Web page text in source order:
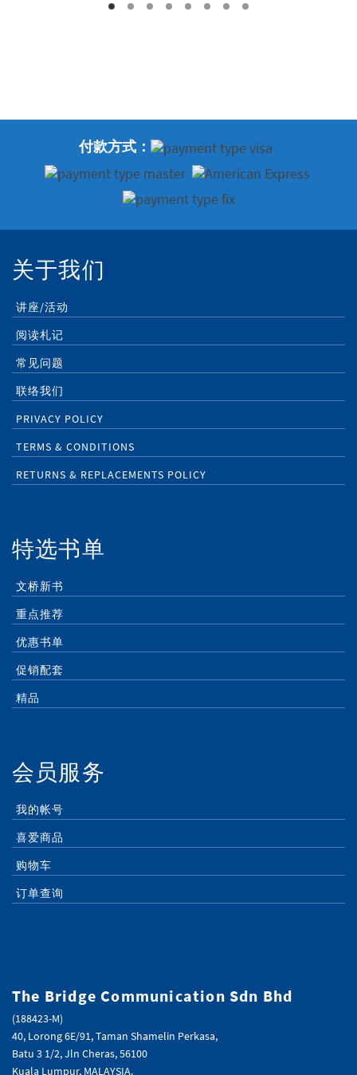
付款方式：
关于我们
讲座/活动
阅读札记
常见问题
联络我们
PRIVACY POLICY
TERMS & CONDITIONS
RETURNS & REPLACEMENTS POLICY
特选书单
文桥新书
重点推荐
优惠书单
促销配套
精品
会员服务
我的帐号
喜爱商品
购物车
订单查询
The Bridge Communication Sdn Bhd
(188423-M)
40, Lorong 6E/91, Taman Shamelin Perkasa,
Batu 3 1/2, Jln Cheras, 56100
Kuala Lumpur, MALAYSIA.